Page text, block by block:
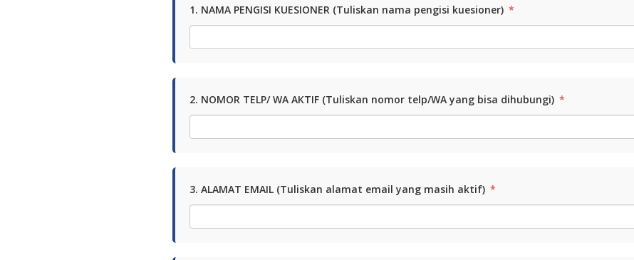
1. NAMA PENGISI KUESIONER (Tuliskan nama pengisi kuesioner) *
2. NOMOR TELP/ WA AKTIF (Tuliskan nomor telp/WA yang bisa dihubungi) *
3. ALAMAT EMAIL (Tuliskan alamat email yang masih aktif) *